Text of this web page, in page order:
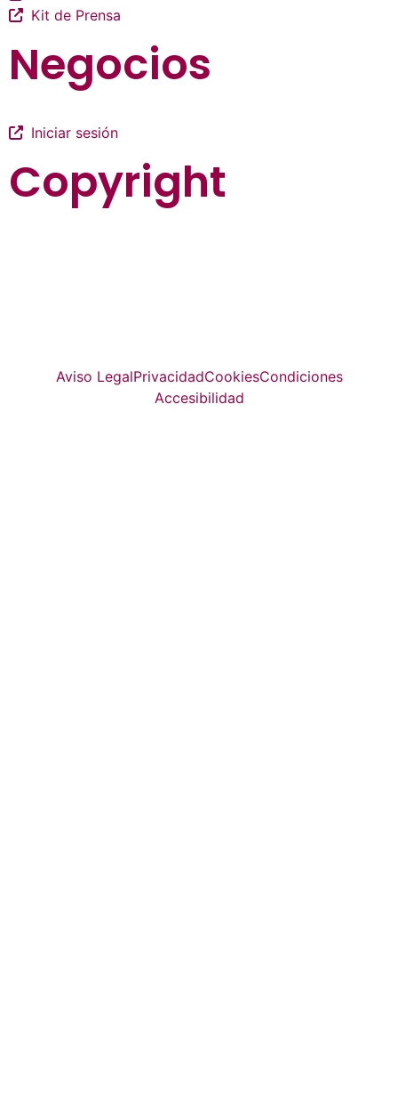
Kit de Prensa
Negocios
Iniciar sesión
Copyright
Aviso LegalPrivacidadCookiesCondiciones
Accesibilidad